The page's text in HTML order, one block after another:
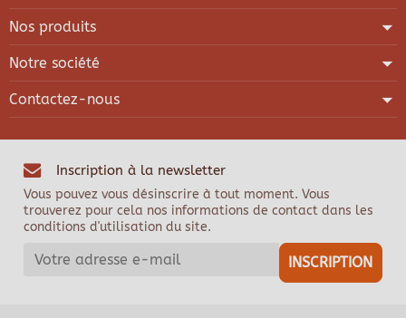
Nos produits
Notre société
Contactez-nous
Inscription à la newsletter
Vous pouvez vous désinscrire à tout moment. Vous
trouverez pour cela nos informations de contact dans les
conditions d'utilisation du site.